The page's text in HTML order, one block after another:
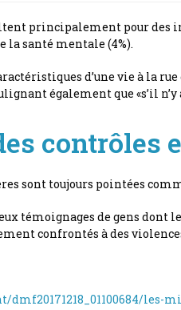
principalement pour des
la santé mentale (4%).
d’une vie à la
également que «s’il
contrôles
sont toujours pointées
témoignages de gens
confrontés à des
les-